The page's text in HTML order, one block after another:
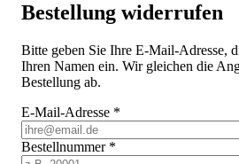
Bestellung widerrufen
Bitte geben Sie Ihre E-Mail-Adresse,
Ihren Namen ein. Wir gleichen die
Bestellung ab.
E-Mail-Adresse *
Bestellnummer *